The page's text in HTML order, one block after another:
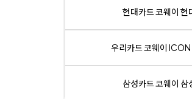
현대카드 코웨이 현
우리카드 코웨이
삼성카드 코웨이 삼